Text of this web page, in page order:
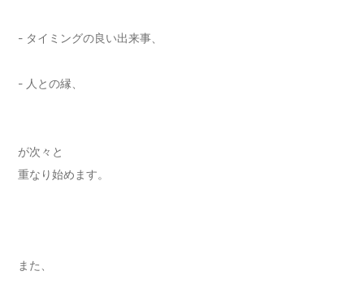
- タイミングの良い出来事、
- 人との縁、
が次々と
重なり始めます。
また、